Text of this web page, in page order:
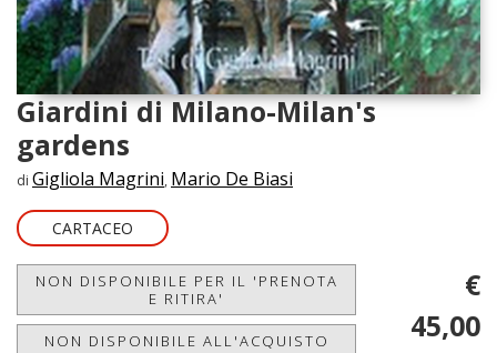
Giardini di Milano-Milan's
gardens
di Gigliola Magrini, Mario De Biasi
CARTACEO
NON DISPONIBILE PER IL 'PRENOTA
E RITIRA'
NON DISPONIBILE ALL'ACQUISTO
€
45,00